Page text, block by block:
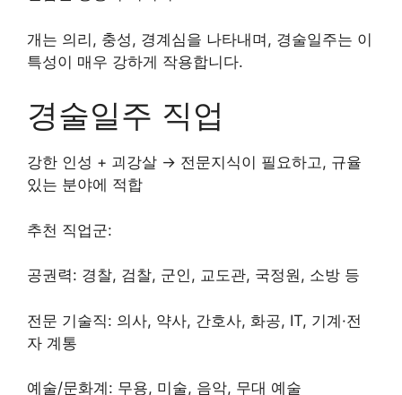
개는 의리, 충성, 경계심을 나타내며, 경술일주는 이
특성이 매우 강하게 작용합니다.
경술일주 직업
강한 인성 + 괴강살 → 전문지식이 필요하고, 규율
있는 분야에 적합
추천 직업군:
공권력: 경찰, 검찰, 군인, 교도관, 국정원, 소방 등
전문 기술직: 의사, 약사, 간호사, 화공, IT, 기계·전
자 계통
예술/문화계: 무용, 미술, 음악, 무대 예술